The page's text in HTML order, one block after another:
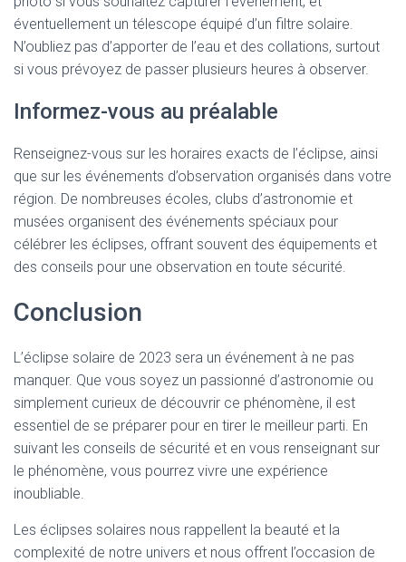
éventuellement un télescope équipé d’un filtre solaire.
N’oubliez pas d’apporter de l’eau et des collations, surtout
si vous prévoyez de passer plusieurs heures à observer.
Informez-vous au préalable
Renseignez-vous sur les horaires exacts de l’éclipse, ainsi
que sur les événements d’observation organisés dans votre
région. De nombreuses écoles, clubs d’astronomie et
musées organisent des événements spéciaux pour
célébrer les éclipses, offrant souvent des équipements et
des conseils pour une observation en toute sécurité.
Conclusion
L’éclipse solaire de 2023 sera un événement à ne pas
manquer. Que vous soyez un passionné d’astronomie ou
simplement curieux de découvrir ce phénomène, il est
essentiel de se préparer pour en tirer le meilleur parti. En
suivant les conseils de sécurité et en vous renseignant sur
le phénomène, vous pourrez vivre une expérience
inoubliable.
Les éclipses solaires nous rappellent la beauté et la
complexité de notre univers et nous offrent l’occasion de